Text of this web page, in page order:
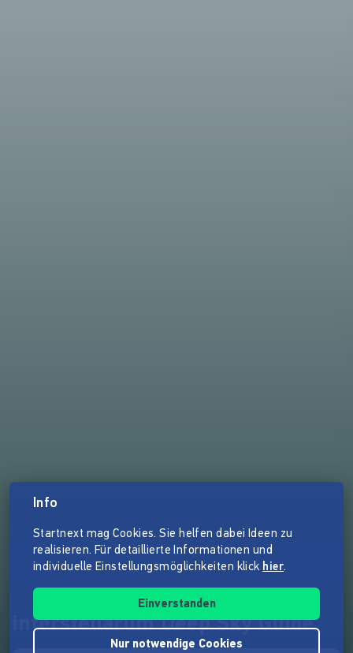
interstellarum Deep Sky Guide
Info
Startnext mag Cookies. Sie helfen dabei Ideen zu
realisieren. Für detaillierte Informationen und
individuelle Einstellungsmöglichkeiten klick hier.
Einverstanden
Nur notwendige Cookies